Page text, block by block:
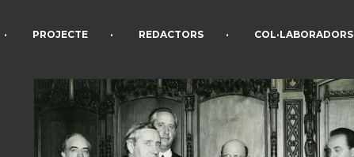
• PROJECTE • REDACTORS • COL·LABORADORS